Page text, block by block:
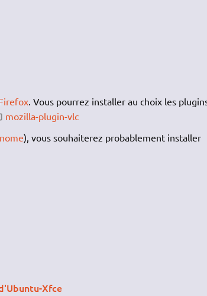
. Vous pourrez installer au choix les
mozilla-plugin-vlc
), vous souhaiterez probablement installer
Xfce